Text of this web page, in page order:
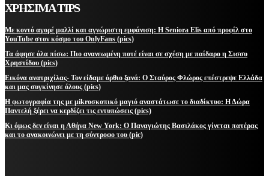
ΧΡΗΣΙΜΑ TIPS
Με κοντό αγορέ μαλλί και αγνώριστη εμφάνιση: Η Seniora Elis από προφίλ στο
YouTube στον κόσμο του OnlyFans (pics)
Τα άφησε όλα πίσω: Πιο ανανεωμένη ποτέ είναι σε σχέση με παίδαρο η Σισσυ
Χρηστίδου (pics)
Εικόνα ανατριχίλας- Τον είδαμε όρθιο ξανά: Ο Σταύρος Φλώρος επέστρεψε Ελλάδα
και μας συγκίνησε όλους (pics)
Η φωτογραφία της με μikroσκοπικό μαγιό αναστάτωσε το διαδίκτυο: Η Δώρα
Παντελή ξέρει να κερδίζει τις εντυπώσεις (pics)
Κι όμως δεν είναι η Αθήνα New York: Ο Παναγιώτης Βασιλάκος γίνεται πατέρας
και το ανακοινώνει με τη σύντροφο του (pic)